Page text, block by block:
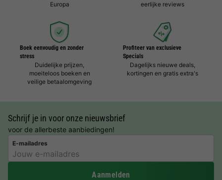
Europa
eerlijke reviews
Boek eenvoudig en zonder
stress
Duidelijke prijzen,
moeiteloos boeken en
veilige betaalomgeving
Profiteer van exclusieve
Specials
Dagelijks nieuwe deals,
kortingen en gratis extra's
Schrijf je in voor onze nieuwsbrief
voor de allerbeste aanbiedingen!
E-mailadres
Aanmelden